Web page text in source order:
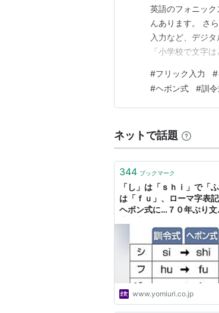
英語のフォニッ
んあります。 さ
入力など、デジ
「小学校で文字
校事情に合わせ
や、教育の今を
#フリック入力 #
#ヘボン式 #訓
ネットで話題
344 ブックマーク
「し」は「ｓｈｉ」で「ふ
は「ｆｕ」、ローマ字表
ヘボン式に…７０年ぶり文
www.yomiuri.co.jp